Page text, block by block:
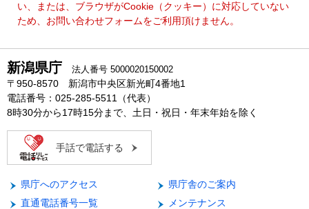
い、または、ブラウザがCookie（クッキー）に対応していない
ため、お問い合わせフォームをご利用頂けません。
新潟県庁 法人番号 5000020150002
〒950-8570 新潟市中央区新光町4番地1
電話番号：025-285-5511（代表）
8時30分から17時15分まで、土日・祝日・年末年始を除く
手話で電話する
県庁へのアクセス
県庁舎のご案内
直通電話番号一覧
メンテナンス